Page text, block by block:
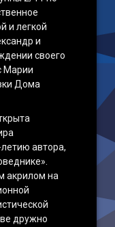
и легкой
и
своего
Марии
Дома
автора,
акрилом на
дружно